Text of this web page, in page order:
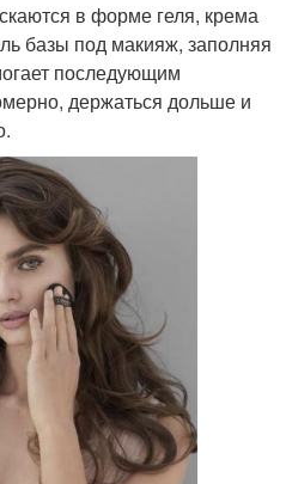
в форме геля, крема
базы под макияж, заполняя
последующим
держаться дольше и